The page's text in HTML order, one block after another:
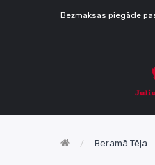
Bezmaksas piegāde
Beramā Tēja